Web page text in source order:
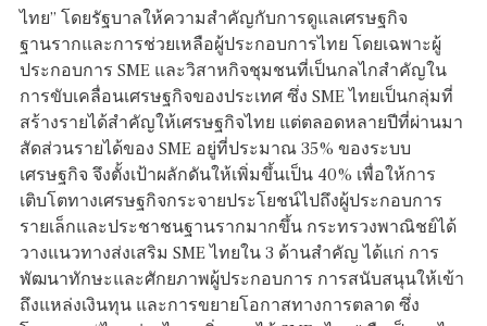
ไทย” โดยรัฐบาลให้ความสำคัญกับการดูแลเศรษฐกิจ
ฐานรากและการช่วยเหลือผู้ประกอบการไทย โดยเฉพาะผู้
ประกอบการ SME และวิสาหกิจชุมชนที่เป็นกลไกสำคัญใน
การขับเคลื่อนเศรษฐกิจของประเทศ ซึ่ง SME ไทยเป็นกลุ่มที่
สร้างรายได้สำคัญให้เศรษฐกิจไทย แต่ตลอดหลายปีที่ผ่านมา
สัดส่วนรายได้ของ SME อยู่ที่ประมาณ 35% ของระบบ
เศรษฐกิจ จึงตั้งเป้าผลักดันให้เพิ่มขึ้นเป็น 40% เพื่อให้การ
เติบโตทางเศรษฐกิจกระจายประโยชน์ไปถึงผู้ประกอบการ
รายเล็กและประชาชนฐานรากมากขึ้น กระทรวงพาณิชย์ได้
วางแนวทางส่งเสริม SME ไทยใน 3 ด้านสำคัญ ได้แก่ การ
พัฒนาทักษะและศักยภาพผู้ประกอบการ การสนับสนุนให้เข้า
ถึงแหล่งเงินทุน และการขยายโอกาสทางการตลาด ซึ่ง